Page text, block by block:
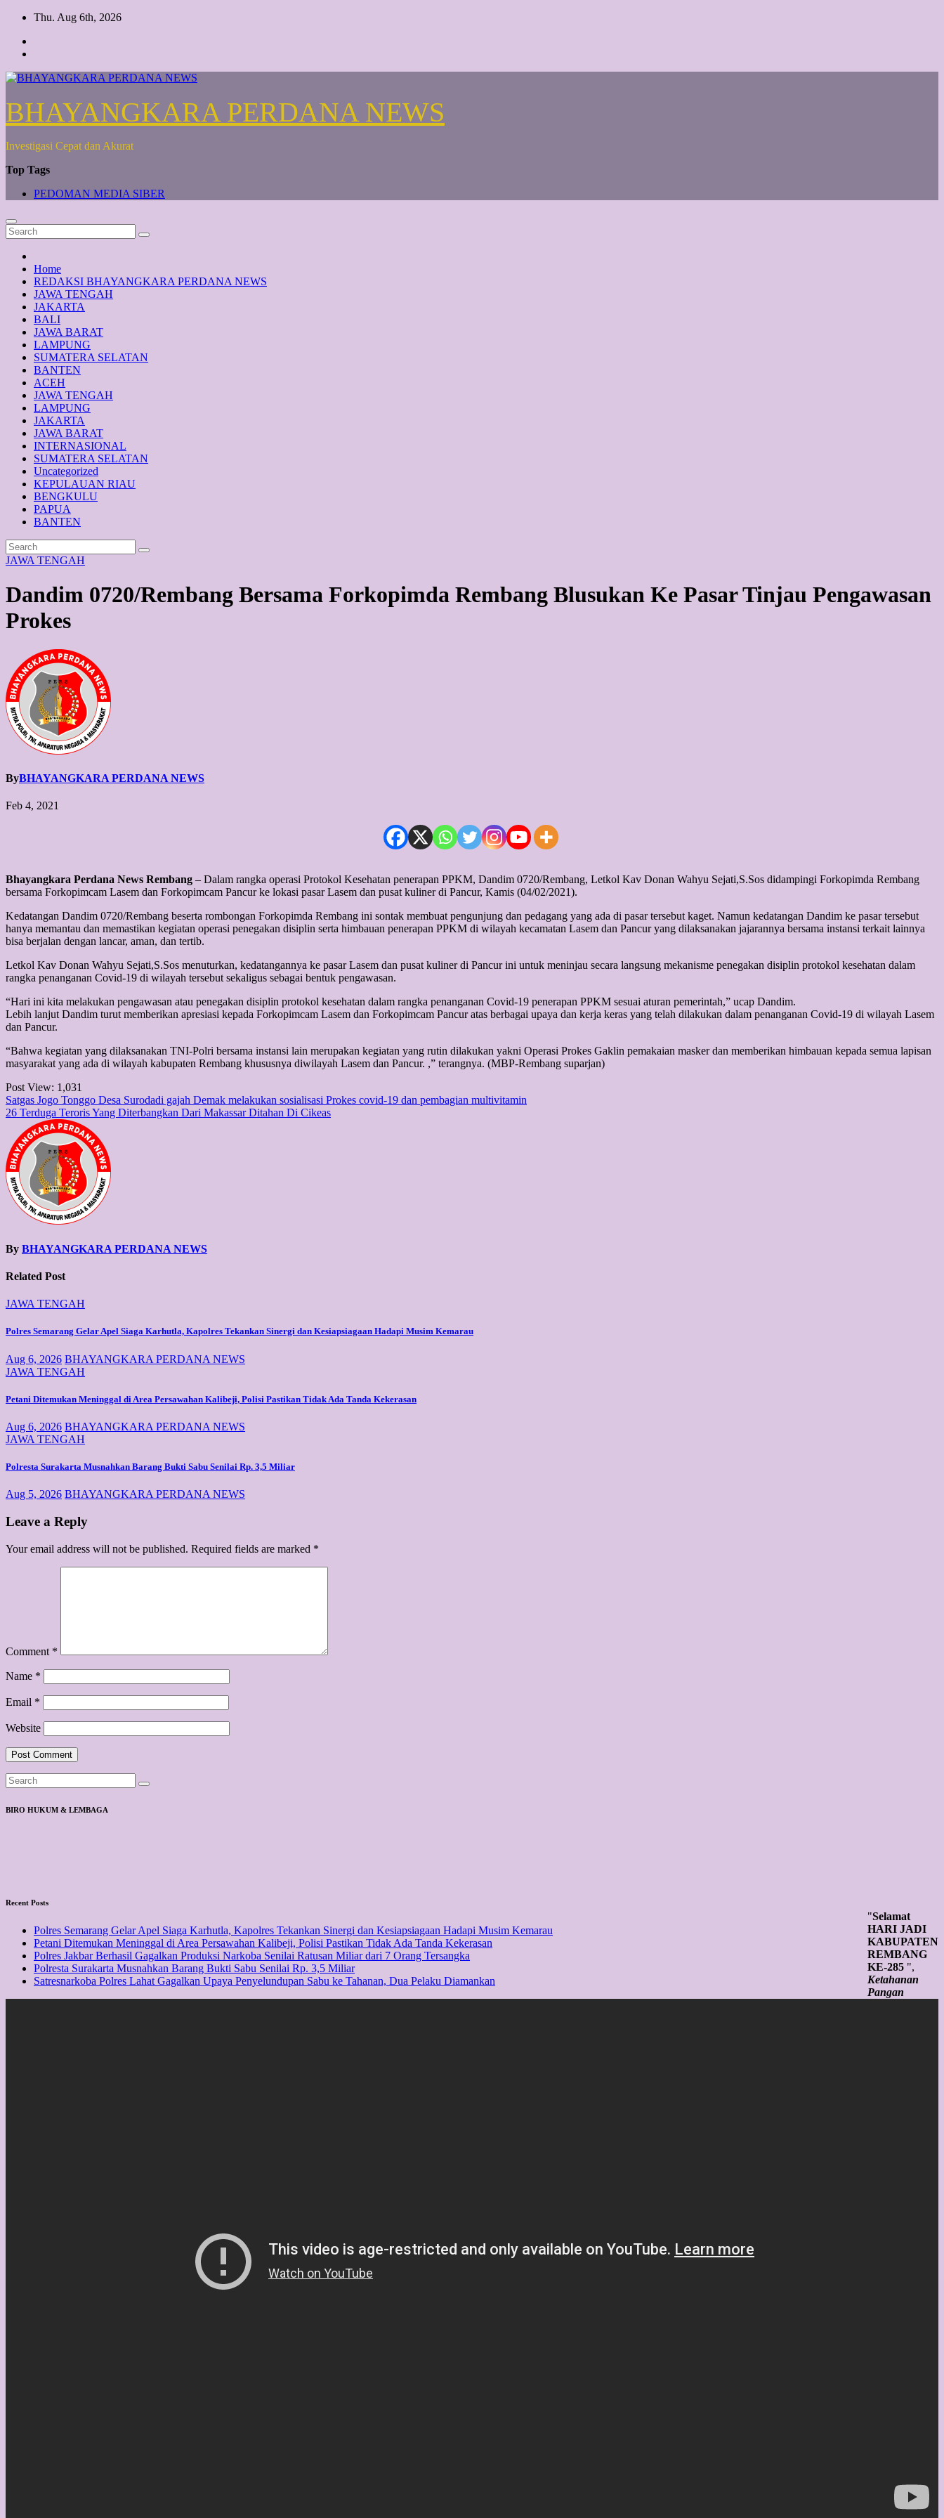
Skip
content
Thu. Aug 6th, 2026
BHAYANGKARA PERDANA NEWS
Investigasi Cepat dan Akurat
Top Tags
PEDOMAN MEDIA SIBER
Home
REDAKSI BHAYANGKARA PERDANA NEWS
JAWA TENGAH
JAKARTA
BALI
JAWA BARAT
LAMPUNG
SUMATERA SELATAN
BANTEN
ACEH
JAWA TENGAH
LAMPUNG
JAKARTA
JAWA BARAT
INTERNASIONAL
SUMATERA SELATAN
Uncategorized
KEPULAUAN RIAU
BENGKULU
PAPUA
BANTEN
JAWA TENGAH
Dandim 0720/Rembang Bersama Forkopimda Rembang Blusukan Ke Pasar Tinjau Pengawasan
Prokes
ByBHAYANGKARA PERDANA NEWS
Feb 4, 2021
Bhayangkara Perdana News Rembang – Dalam rangka operasi Protokol Kesehatan penerapan PPKM, Dandim 0720/Rembang, Letkol Kav Donan Wahyu Sejati,S.Sos didampingi Forkopimda Rembang
bersama Forkopimcam Lasem dan Forkopimcam Pancur ke lokasi pasar Lasem dan pusat kuliner di Pancur, Kamis (04/02/2021).
Kedatangan Dandim 0720/Rembang beserta rombongan Forkopimda Rembang ini sontak membuat pengunjung dan pedagang yang ada di pasar tersebut kaget. Namun kedatangan Dandim ke pasar tersebut
hanya memantau dan memastikan kegiatan operasi penegakan disiplin serta himbauan penerapan PPKM di wilayah kecamatan Lasem dan Pancur yang dilaksanakan jajarannya bersama instansi terkait lainnya
bisa berjalan dengan lancar, aman, dan tertib.
Letkol Kav Donan Wahyu Sejati,S.Sos menuturkan, kedatangannya ke pasar Lasem dan pusat kuliner di Pancur ini untuk meninjau secara langsung mekanisme penegakan disiplin protokol kesehatan dalam
rangka penanganan Covid-19 di wilayah tersebut sekaligus sebagai bentuk pengawasan.
“Hari ini kita melakukan pengawasan atau penegakan disiplin protokol kesehatan dalam rangka penanganan Covid-19 penerapan PPKM sesuai aturan pemerintah,” ucap Dandim.
Lebih lanjut Dandim turut memberikan apresiasi kepada Forkopimcam Lasem dan Forkopimcam Pancur atas berbagai upaya dan kerja keras yang telah dilakukan dalam penanganan Covid-19 di wilayah Lasem
dan Pancur.
“Bahwa kegiatan yang dilaksanakan TNI-Polri bersama instansi lain merupakan kegiatan yang rutin dilakukan yakni Operasi Prokes Gaklin pemakaian masker dan memberikan himbauan kepada semua lapisan
masyarakat yang ada di wilayah kabupaten Rembang khususnya diwilayah Lasem dan Pancur. ,” terangnya. (MBP-Rembang suparjan)
Post View: 1,031
Post
navigation
Satgas Jogo Tonggo Desa Surodadi gajah Demak melakukan sosialisasi Prokes covid-19 dan pembagian multivitamin
26 Terduga Teroris Yang Diterbangkan Dari Makassar Ditahan Di Cikeas
By BHAYANGKARA PERDANA NEWS
Related Post
JAWA TENGAH
Polres Semarang Gelar Apel Siaga Karhutla, Kapolres Tekankan Sinergi dan Kesiapsiagaan Hadapi Musim Kemarau
Aug 6, 2026 BHAYANGKARA PERDANA NEWS
JAWA TENGAH
Petani Ditemukan Meninggal di Area Persawahan Kalibeji, Polisi Pastikan Tidak Ada Tanda Kekerasan
Aug 6, 2026 BHAYANGKARA PERDANA NEWS
JAWA TENGAH
Polresta Surakarta Musnahkan Barang Bukti Sabu Senilai Rp. 3,5 Miliar
Aug 5, 2026 BHAYANGKARA PERDANA NEWS
Leave a Reply
Your email address will not be published. Required fields are marked *
Comment *
Name *
Email *
Website
BIRO HUKUM & LEMBAGA
"Selamat
HARI JADI
KABUPATEN
REMBANG
KE-285 ",
Ketahanan
Pangan
Recent Posts
Polres Semarang Gelar Apel Siaga Karhutla, Kapolres Tekankan Sinergi dan Kesiapsiagaan Hadapi Musim Kemarau
Petani Ditemukan Meninggal di Area Persawahan Kalibeji, Polisi Pastikan Tidak Ada Tanda Kekerasan
Polres Jakbar Berhasil Gagalkan Produksi Narkoba Senilai Ratusan Miliar dari 7 Orang Tersangka
Polresta Surakarta Musnahkan Barang Bukti Sabu Senilai Rp. 3,5 Miliar
Satresnarkoba Polres Lahat Gagalkan Upaya Penyelundupan Sabu ke Tahanan, Dua Pelaku Diamankan